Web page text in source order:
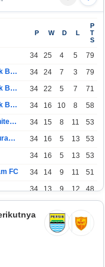
P W D L
P
T
S
34 25 4 5
79
Persatuan Sepak Bola Indonesia Bandung 34 24 7 3
79
Persatuan Sepak Bola Indonesia Jakarta 34 22 5 7
71
Persatuan Sepak Bola Surabaya 34 16 10 8
58
Maluku Utara United FC 34 15 8 11
53
Bhayangkara Surabaya United 34 16 5 13
53
34 16 5 13
53
FC 34 14 9 11
51
34 13 9 12
48
11 12 11